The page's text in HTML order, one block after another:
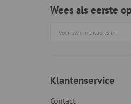
Wees als eerste
Klantenservice
Contact